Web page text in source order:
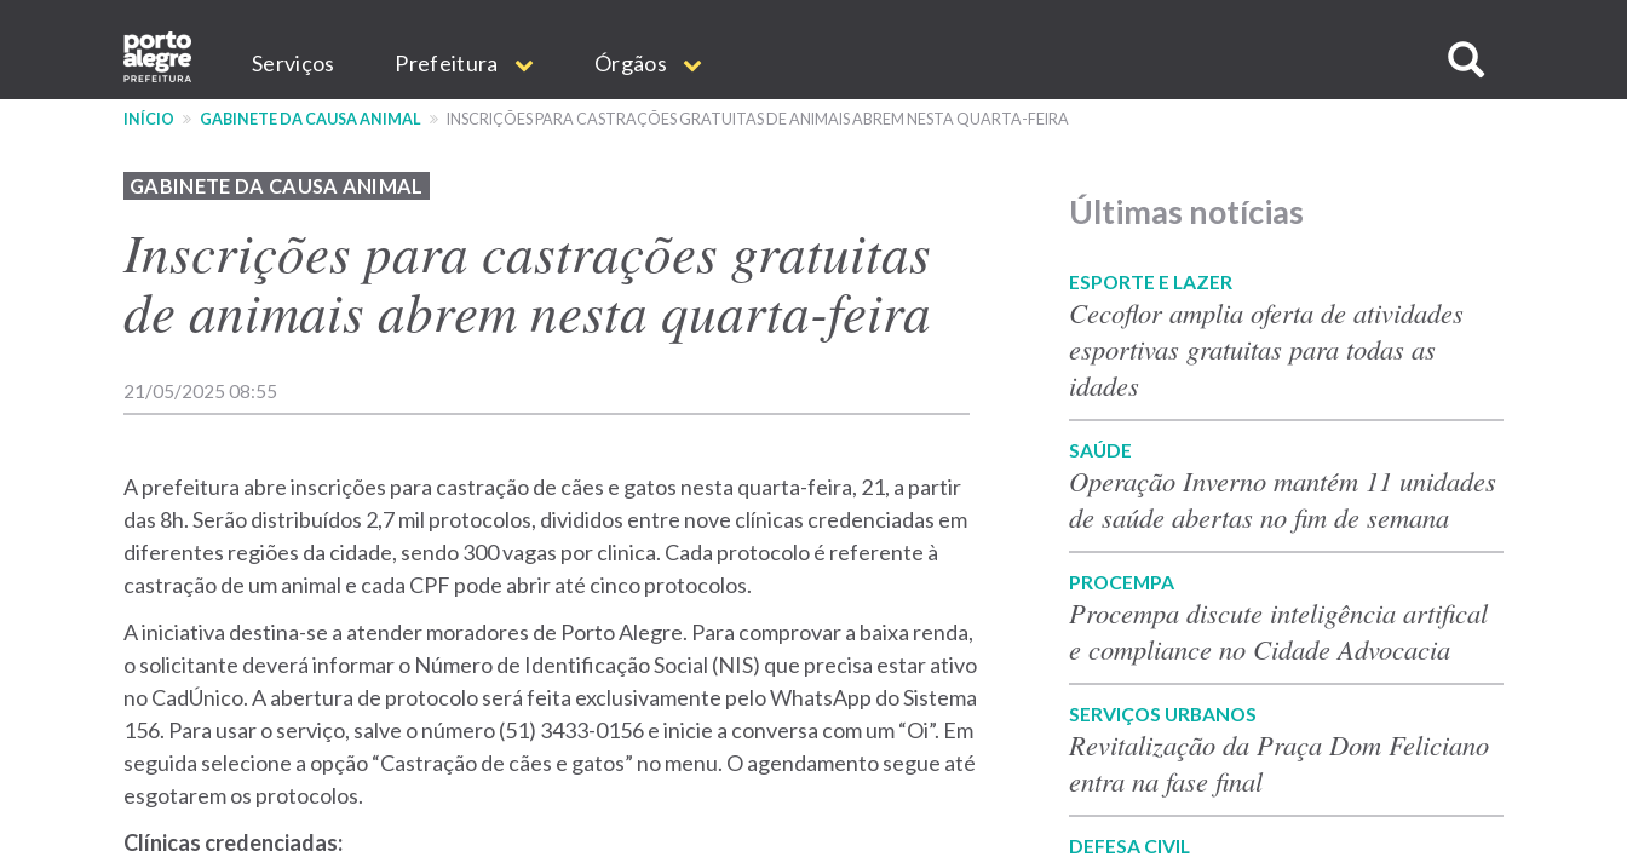
conteúdo
Main
navigation
Serviços Prefeitura Órgãos
no
INÍCIO GABINETE DA CAUSA ANIMAL INSCRIÇÕES PARA CASTRAÇÕES GRATUITAS DE ANIMAIS ABREM NESTA QUARTA-FEIRA
GABINETE DA CAUSA ANIMAL
Inscrições para castrações gratuitas
de animais abrem nesta quarta-feira
21/05/2025 08:55
A prefeitura abre inscrições para castração de cães e gatos nesta quarta-feira, 21, a partir
das 8h. Serão distribuídos 2,7 mil protocolos, divididos entre nove clínicas credenciadas em
diferentes regiões da cidade, sendo 300 vagas por clinica. Cada protocolo é referente à
castração de um animal e cada CPF pode abrir até cinco protocolos.
A iniciativa destina-se a atender moradores de Porto Alegre. Para comprovar a baixa renda,
o solicitante deverá informar o Número de Identificação Social (NIS) que precisa estar ativo
no CadÚnico. A abertura de protocolo será feita exclusivamente pelo WhatsApp do Sistema
156. Para usar o serviço, salve o número (51) 3433-0156 e inicie a conversa com um “Oi”. Em
seguida selecione a opção “Castração de cães e gatos” no menu. O agendamento segue até
esgotarem os protocolos.
Clínicas credenciadas:
Últimas notícias
ESPORTE E LAZER
Cecoflor amplia oferta de atividades
esportivas gratuitas para todas as
idades
SAÚDE
Operação Inverno mantém 11 unidades
de saúde abertas no fim de semana
PROCEMPA
Procempa discute inteligência artifical
e compliance no Cidade Advocacia
SERVIÇOS URBANOS
Revitalização da Praça Dom Feliciano
entra na fase final
DEFESA CIVIL